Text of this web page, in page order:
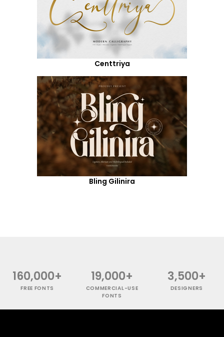
Centtriya
Bling Gilinira
160,000+
FREE FONTS
19,000+
COMMERCIAL-USE
FONTS
3,500+
DESIGNERS